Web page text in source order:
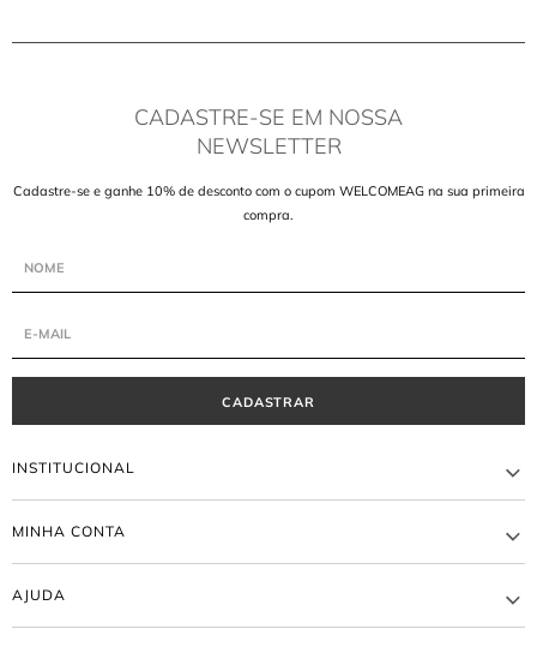
CADASTRE-SE EM NOSSA
NEWSLETTER
Cadastre-se e ganhe 10% de desconto com o cupom WELCOMEAG na sua primeira
compra.
CADASTRAR
INSTITUCIONAL
LOJAS
ATACADO
BLOG AGILITÁ
MINHA CONTA
MINHA CONTA
TROCA E DEVOLUÇÃO
AJUDA